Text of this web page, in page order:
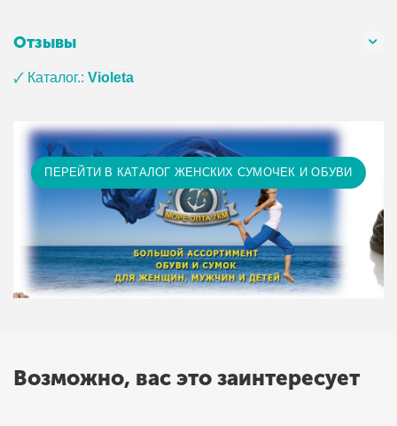
Отзывы
🗸 Каталог.:Violeta
ПЕРЕЙТИ В КАТАЛОГ ЖЕНСКИХ СУМОЧЕК И ОБУВИ
Возможно, вас это заинтересует